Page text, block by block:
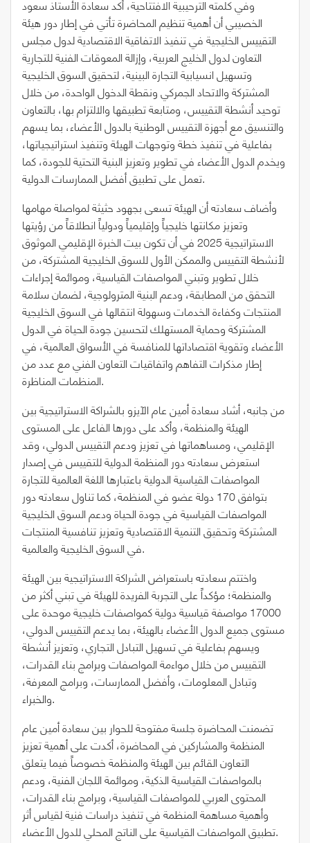
الخصيبي أن أهمية تنظيم المحاضرة تأتي في إطار دور هيئة
التقييس الخليجية في تنفيذ الاتفاقية الاقتصادية لدول مجلس
التعاون لدول الخليج العربية، وإزالة المعوقات الفنية للتجارية
وتسهيل انسيابية التجارة البينية، لتحقيق السوق الخليجية
المشتركة والاتحاد الجمركي ونقطة الدخول الواحدة، من خلال
توحيد أنشطة التقييس، ومتابعة تطبيقها والالتزام بها، بالتعاون
والتنسيق مع أجهزة التقييس الوطنية بالدول الأعضاء، بما يسهم
بفاعلية في تنفيذ خطة وتوجهات الهيئة وتنفيذ استراتيجياتها،
ويخدم الدول الأعضاء في تطوير وتعزيز البنية التحتية للجودة، كما
تعمل على تطبيق أفضل الممارسات الدولية.
وأضاف سعادته أن الهيئة تسعى بجهود حثيثة لمواصلة مهامها
وتعزيز مكانتها خليجياً وإقليمياً ودولياً انطلاقاً من رؤيتها
الاستراتيجية 2025 في أن تكون بيت الخبرة الإقليمي الموثوق
لأنشطة التقييس والممكن الأول للسوق الخليجية المشتركة، من
خلال تطوير وتبني المواصفات القياسية، وموائمة إجراءات
التحقق من المطابقة، ودعم البنية المترولوجية، لضمان سلامة
المنتجات وكفاءة الخدمات وسهولة انتقالها في السوق الخليجية
المشتركة وحماية المستهلك لتحسين جودة الحياة في الدول
الأعضاء وتقوية اقتصاداتها للمنافسة في الأسواق العالمية، في
إطار مذكرات التفاهم واتفاقيات التعاون الفني مع عدد من
المنظمات المناظرة.
من جانبه، أشاد سعادة أمين عام الآيزو بالشراكة الاستراتيجية بين
الهيئة والمنظمة، وأكد على دورها الفاعل على المستوى
الإقليمي، ومساهماتها في تعزيز ودعم التقييس الدولي، وقد
استعرض سعادته دور المنظمة الدولية للتقييس في إصدار
المواصفات القياسية الدولية باعتبارها اللغة العالمية للتجارة
بتوافق 170 دولة عضو في المنظمة، كما تناول سعادته دور
المواصفات القياسية في جودة الحياة ودعم السوق الخليجية
المشتركة وتحقيق التنمية الاقتصادية وتعزيز تنافسية المنتجات
في السوق الخليجية والعالمية.
واختتم سعادته باستعراض الشراكة الاستراتيجية بين الهيئة
والمنظمة؛ مؤكداً على التجربة الفريدة للهيئة في تبني أكثر من
17000 مواصفة قياسية دولية كمواصفات خليجية موحدة على
مستوى جميع الدول الأعضاء بالهيئة، بما يدعم التقييس الدولي،
ويسهم بفاعلية في تسهيل التبادل التجاري، وتعزيز أنشطة
التقييس من خلال مواءمة المواصفات وبرامج بناء القدرات،
وتبادل المعلومات، وأفضل الممارسات، وبرامج المعرفة،
والخبراء.
تضمنت المحاضرة جلسة مفتوحة للحوار بين سعادة أمين عام
المنظمة والمشاركين في المحاضرة، أكدت على أهمية تعزيز
التعاون القائم بين الهيئة والمنظمة خصوصاً فيما يتعلق
بالمواصفات القياسية الذكية، وموائمة اللجان الفنية، ودعم
المحتوى العربي للمواصفات القياسية، وبرامج بناء القدرات،
وأهمية مساهمة المنظمة في تنفيذ دراسات فنية لقياس أثر
تطبيق المواصفات القياسية على الناتج المحلي للدول الأعضاء.